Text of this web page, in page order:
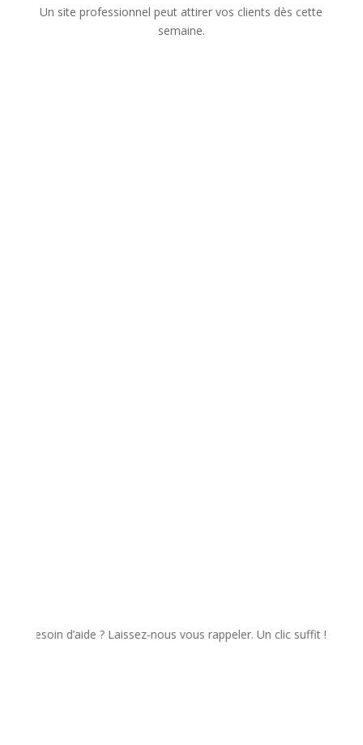
Un site professionnel peut attirer vos clients dès cette
semaine.
d’aide ? Laissez-nous vous rappeler. Un clic suffit !